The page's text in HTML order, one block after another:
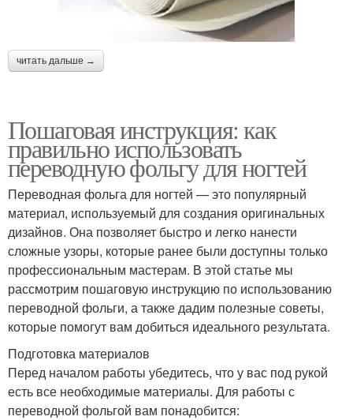
читать дальше →
Пошаговая инструкция: как
правильно использовать
переводную фольгу для ногтей
Переводная фольга для ногтей — это популярный
материал, используемый для создания оригинальных
дизайнов. Она позволяет быстро и легко нанести
сложные узоры, которые ранее были доступны только
профессиональным мастерам. В этой статье мы
рассмотрим пошаговую инструкцию по использованию
переводной фольги, а также дадим полезные советы,
которые помогут вам добиться идеального результата.
Подготовка материалов
Перед началом работы убедитесь, что у вас под рукой
есть все необходимые материалы. Для работы с
переводной фольгой вам понадобится: